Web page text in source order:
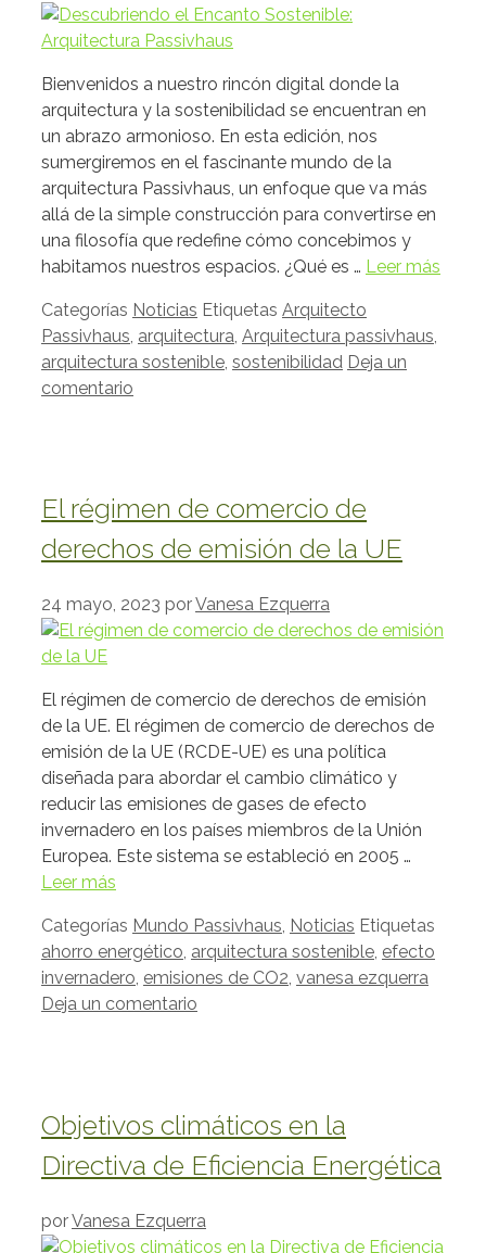
Bienvenidos a nuestro rincón digital donde la
arquitectura y la sostenibilidad se encuentran en
un abrazo armonioso. En esta edición, nos
sumergiremos en el fascinante mundo de la
arquitectura Passivhaus, un enfoque que va más
allá de la simple construcción para convertirse en
una filosofía que redefine cómo concebimos y
habitamos nuestros espacios. ¿Qué es … Leer más
Categorías Noticias Etiquetas Arquitecto
Passivhaus arquitectura Arquitectura passivhaus
arquitectura sostenible sostenibilidad Deja un
comentario
El régimen de comercio de
derechos de emisión de la UE
24 mayo, 2023 porVanesa Ezquerra
El régimen de comercio de derechos de emisión
de la UE. El régimen de comercio de derechos de
emisión de la UE (RCDE-UE) es una política
diseñada para abordar el cambio climático y
reducir las emisiones de gases de efecto
invernadero en los países miembros de la Unión
Europea. Este sistema se estableció en 2005 …
Leer más
Categorías Mundo Passivhaus, Noticias Etiquetas
ahorro energético, arquitectura sostenible, efecto
invernadero, emisiones de CO2, vanesa ezquerra
Deja un comentario
Objetivos climáticos en la
Directiva de Eficiencia Energética
porVanesa Ezquerra